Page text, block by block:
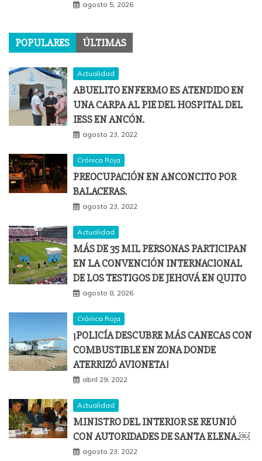
agosto 5, 2026
POPULARES ÚLTIMAS
Actualidad
ABUELITO ENFERMO ES ATENDIDO EN
UNA CARPA AL PIE DEL HOSPITAL DEL
IESS EN ANCÓN.
agosto 23, 2022
Crónica Roja
PREOCUPACIÓN EN ANCONCITO POR
BALACERAS.
agosto 23, 2022
Actualidad
MÁS DE 35 MIL PERSONAS PARTICIPAN
EN LA CONVENCIÓN INTERNACIONAL
DE LOS TESTIGOS DE JEHOVÁ EN QUITO
agosto 8, 2026
Crónica Roja
¡POLICÍA DESCUBRE MÁS CANECAS CON
COMBUSTIBLE EN ZONA DONDE
ATERRIZÓ AVIONETA!
abril 29, 2022
Actualidad
MINISTRO DEL INTERIOR SE REUNIÓ
CON AUTORIDADES DE SANTA ELENA.￼
agosto 23, 2022